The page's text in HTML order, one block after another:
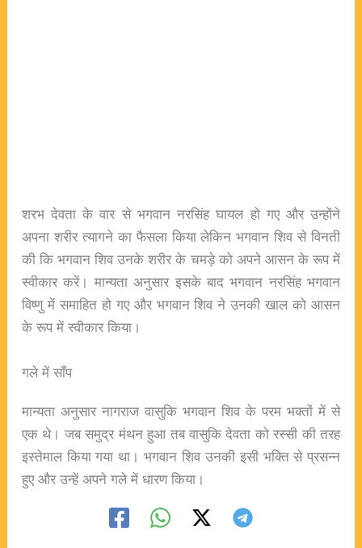
शरभ देवता के वार से भगवान नरसिंह घायल हो गए और उन्होंने
अपना शरीर त्यागने का फैसला किया लेकिन भगवान शिव से विनती
की कि भगवान शिव उनके शरीर के चमड़े को अपने आसन के रूप में
स्वीकार करें। मान्यता अनुसार इसके बाद भगवान नरसिंह भगवान
विष्णु में समाहित हो गए और भगवान शिव ने उनकी खाल को आसन
के रूप में स्वीकार किया।
गले में साँप
मान्यता अनुसार नागराज वासुकि भगवान शिव के परम भक्तों में से
एक थे। जब समुद्र मंथन हुआ तब वासुकि देवता को रस्सी की तरह
इस्तेमाल किया गया था। भगवान शिव उनकी इसी भक्ति से प्रसन्न
हुए और उन्हें अपने गले में धारण किया।